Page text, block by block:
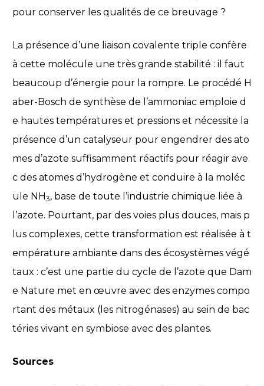
pour conserver les qualités de ce breuvage ?
La présence d’une liaison covalente triple confère
à cette molécule une très grande stabilité : il faut
beaucoup d’énergie pour la rompre. Le procédé H
aber-Bosch de synthèse de l’ammoniac emploie d
e hautes températures et pressions et nécessite la
présence d’un catalyseur pour engendrer des ato
mes d’azote suffisamment réactifs pour réagir ave
c des atomes d’hydrogène et conduire à la moléc
ule NH3, base de toute l’industrie chimique liée à
l’azote. Pourtant, par des voies plus douces, mais p
lus complexes, cette transformation est réalisée à t
empérature ambiante dans des écosystèmes végé
taux : c’est une partie du cycle de l’azote que Dam
e Nature met en œuvre avec des enzymes compo
rtant des métaux (les nitrogénases) au sein de bac
téries vivant en symbiose avec des plantes.
Sources